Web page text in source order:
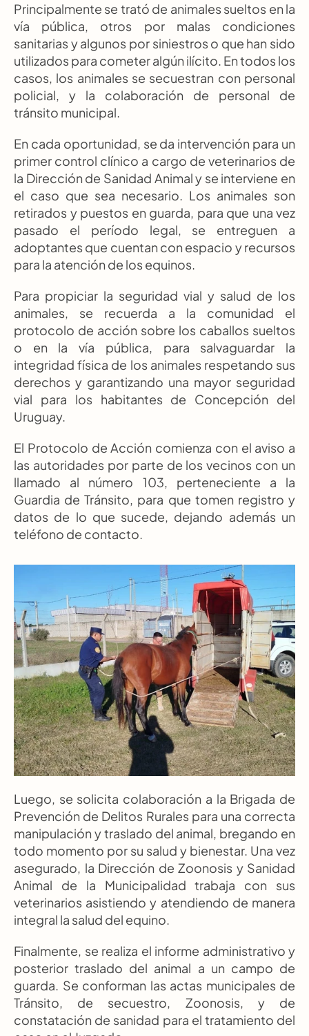
Principalmente se trató de animales sueltos en la
vía pública, otros por malas condiciones
sanitarias y algunos por siniestros o que han sido
utilizados para cometer algún ilícito. En todos los
casos, los animales se secuestran con personal
policial, y la colaboración de personal de
tránsito municipal.
En cada oportunidad, se da intervención para un
primer control clínico a cargo de veterinarios de
la Dirección de Sanidad Animal y se interviene en
el caso que sea necesario. Los animales son
retirados y puestos en guarda, para que una vez
pasado el período legal, se entreguen a
adoptantes que cuentan con espacio y recursos
para la atención de los equinos.
Para propiciar la seguridad vial y salud de los
animales, se recuerda a la comunidad el
protocolo de acción sobre los caballos sueltos
o en la vía pública, para salvaguardar la
integridad física de los animales respetando sus
derechos y garantizando una mayor seguridad
vial para los habitantes de Concepción del
Uruguay.
El Protocolo de Acción comienza con el aviso a
las autoridades por parte de los vecinos con un
llamado al número 103, perteneciente a la
Guardia de Tránsito, para que tomen registro y
datos de lo que sucede, dejando además un
teléfono de contacto.
Luego, se solicita colaboración a la Brigada de
Prevención de Delitos Rurales para una correcta
manipulación y traslado del animal, bregando en
todo momento por su salud y bienestar. Una vez
asegurado, la Dirección de Zoonosis y Sanidad
Animal de la Municipalidad trabaja con sus
veterinarios asistiendo y atendiendo de manera
integral la salud del equino.
Finalmente, se realiza el informe administrativo y
posterior traslado del animal a un campo de
guarda. Se conforman las actas municipales de
Tránsito, de secuestro, Zoonosis, y de
constatación de sanidad para el tratamiento del